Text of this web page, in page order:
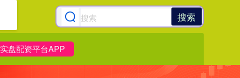
搜索
实盘配资平台APP